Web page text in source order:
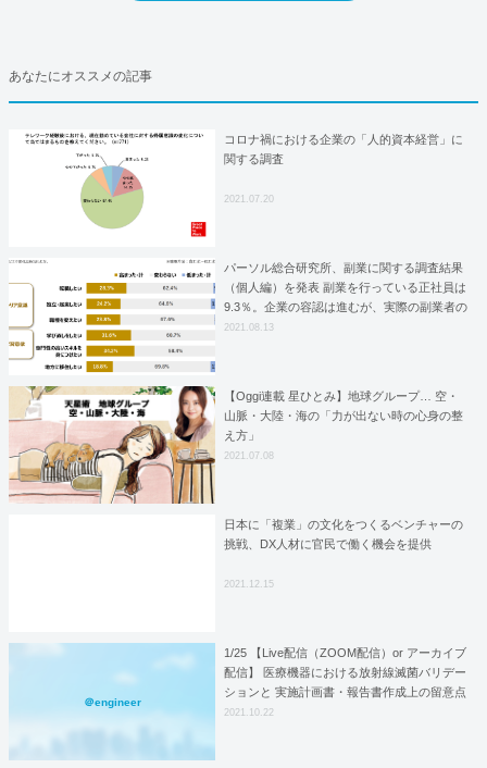
あなたにオススメの記事
コロナ禍における企業の「人的資本経営」に
関する調査
2021.07.20
パーソル総合研究所、副業に関する調査結果
（個人編）を発表 副業を行っている正社員は
9.3％。企業の容認は進むが、実際の副業者の
割合はほぼ横ばい
2021.08.13
【Oggi連載 星ひとみ】地球グループ… 空・
山脈・大陸・海の「力が出ない時の心身の整
え方」
2021.07.08
日本に「複業」の文化をつくるベンチャーの
挑戦、DX人材に官民で働く機会を提供
2021.12.15
＠engineer
1/25 【Live配信（ZOOM配信）or アーカイブ
配信】 医療機器における放射線滅菌バリデー
ションと 実施計画書・報告書作成上の留意点
2021.10.22